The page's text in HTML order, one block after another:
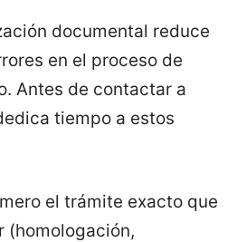
documental reduce
en el proceso de
Antes de contactar a
tiempo a estos
el trámite exacto que
(homologación,